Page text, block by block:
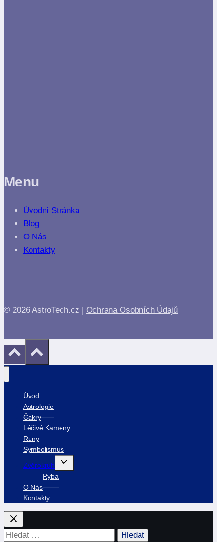
Menu
Úvodní Stránka
Blog
O Nás
Kontakty
© 2026 AstroTech.cz | Ochrana Osobních Údajů
Úvod
Astrologie
Čakry
Léčivé Kameny
Runy
Symbolismus
Zvěrokruh
Toggle
Ryba
O Nás
Kontakty
Vyhledávání